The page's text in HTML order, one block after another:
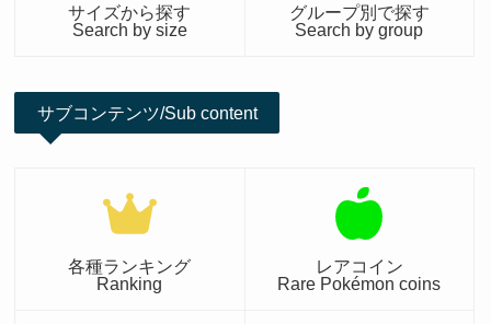
サイズから探す
Search by size
グループ別で探す
Search by group
サブコンテンツ/Sub content
各種ランキング
Ranking
レアコイン
Rare Pokémon coins